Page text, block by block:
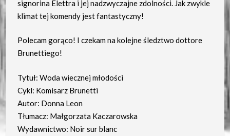
signorina Elettra i jej nadzwyczajne zdolności. Jak zwykle
klimat tej komendy jest fantastyczny!
Polecam gorąco! I czekam na kolejne śledztwo dottore
Brunettiego!
Tytuł: Woda wiecznej młodości
Cykl: Komisarz Brunetti
Autor: Donna Leon
Tłumacz: Małgorzata Kaczarowska
Wydawnictwo: Noir sur blanc